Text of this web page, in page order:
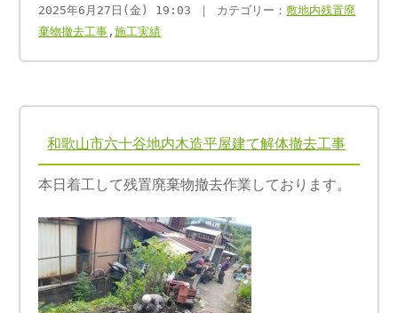
2025年6月27日(金) 19:03 ｜ カテゴリー：敷地内残置廃
棄物撤去工事 ,施工実績
和歌山市六十谷地内木造平屋建て解体撤去工事
本日着工して残置廃棄物撤去作業しております。